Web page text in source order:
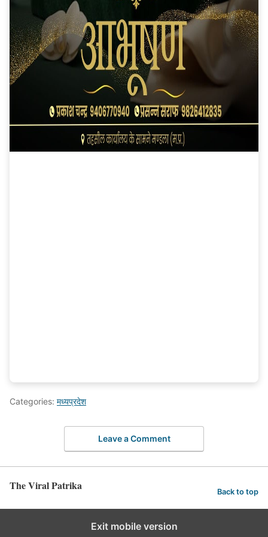
Categories: मध्यप्रदेश
Leave a Comment
The Viral Patrika Back to top
Exit mobile version